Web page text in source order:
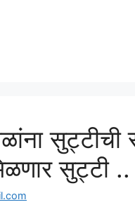
सुट्टीची
सुट्टी ..